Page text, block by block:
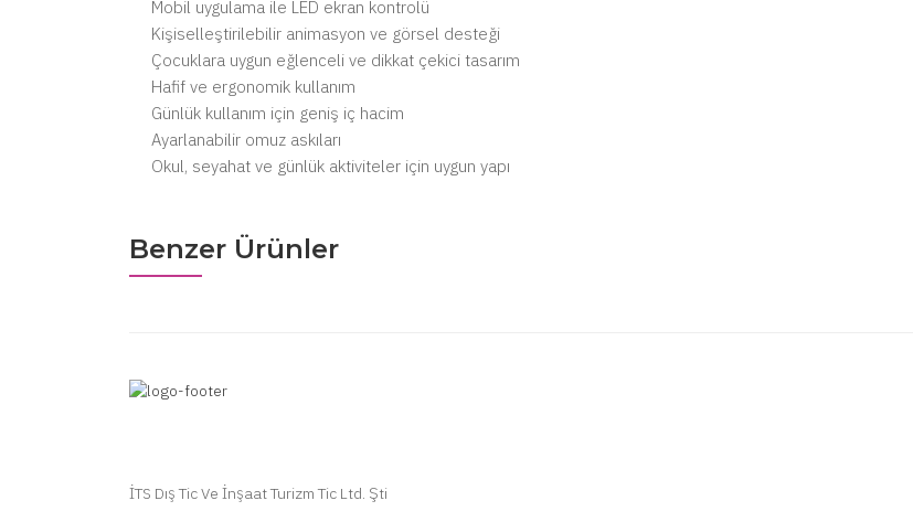
Mobil uygulama ile LED ekran kontrolü
Kişiselleştirilebilir animasyon ve görsel desteği
Çocuklara uygun eğlenceli ve dikkat çekici tasarım
Hafif ve ergonomik kullanım
Günlük kullanım için geniş iç hacim
Ayarlanabilir omuz askıları
Okul, seyahat ve günlük aktiviteler için uygun yapı
Benzer Ürünler
İTS Dış Tic Ve İnşaat Turizm Tic Ltd. Şti